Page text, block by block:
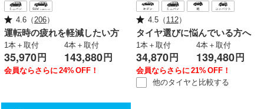
4.6（206）
運転時の疲れを軽減したい方
1本＋取付
35,970 円
4本＋取付
143,880 円
会員ならさらに24%OFF！
4.5（ 112）
タイヤ選びに悩んでいる方へ
1本＋取付
34,870 円
4本＋取付
139,480 円
会員ならさらに21%OFF！
他のタイヤと 比較する